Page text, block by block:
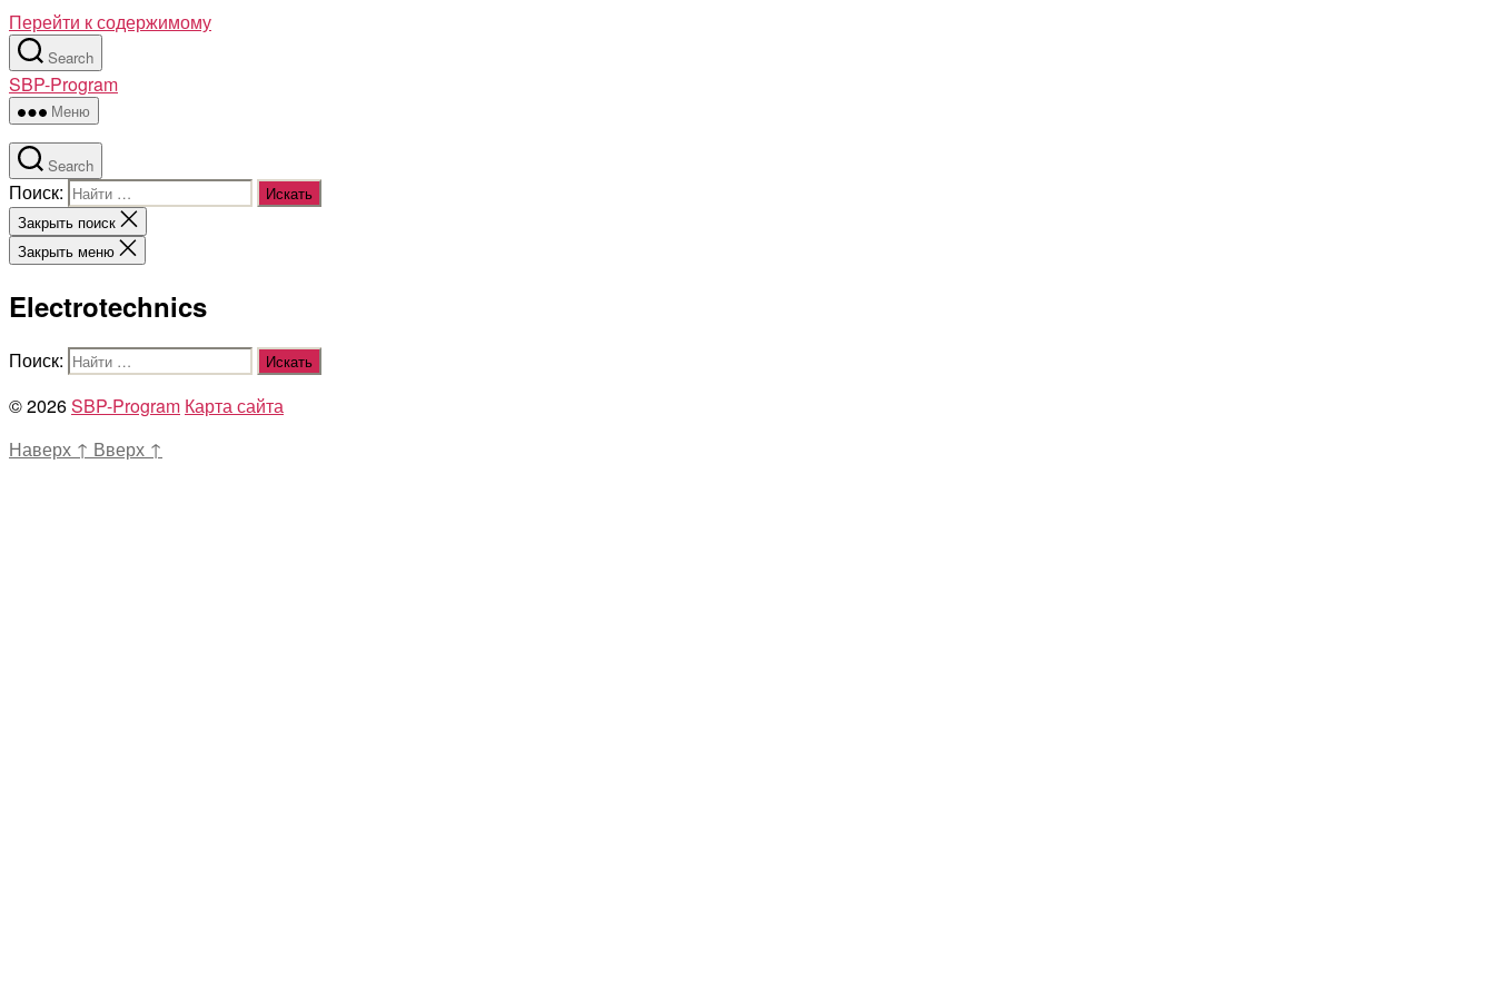
Перейти к содержимому
Search
SBP-Program
Меню
Search
Поиск:
Закрыть поиск
Закрыть меню
Electrotechnics
Поиск:
© 2026SBP-Program Карта сайта
Наверх ↑ Вверх ↑